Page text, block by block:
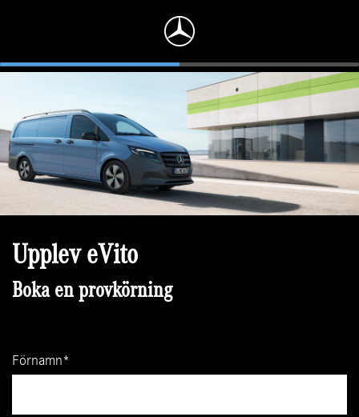
Upplev eVito
Boka en provkörning
Förnamn